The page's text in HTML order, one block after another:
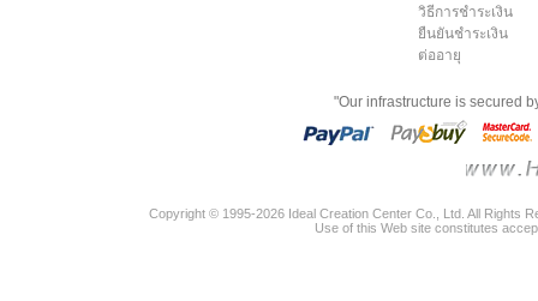
วิธีการชำระเงิน
ยืนยันชำระเงิน
ต่ออายุ
"Our infrastructure is secured
Copyright © 1995-2026 Ideal Creation Center Co., Ltd. All Rights
Use of this Web site constitutes